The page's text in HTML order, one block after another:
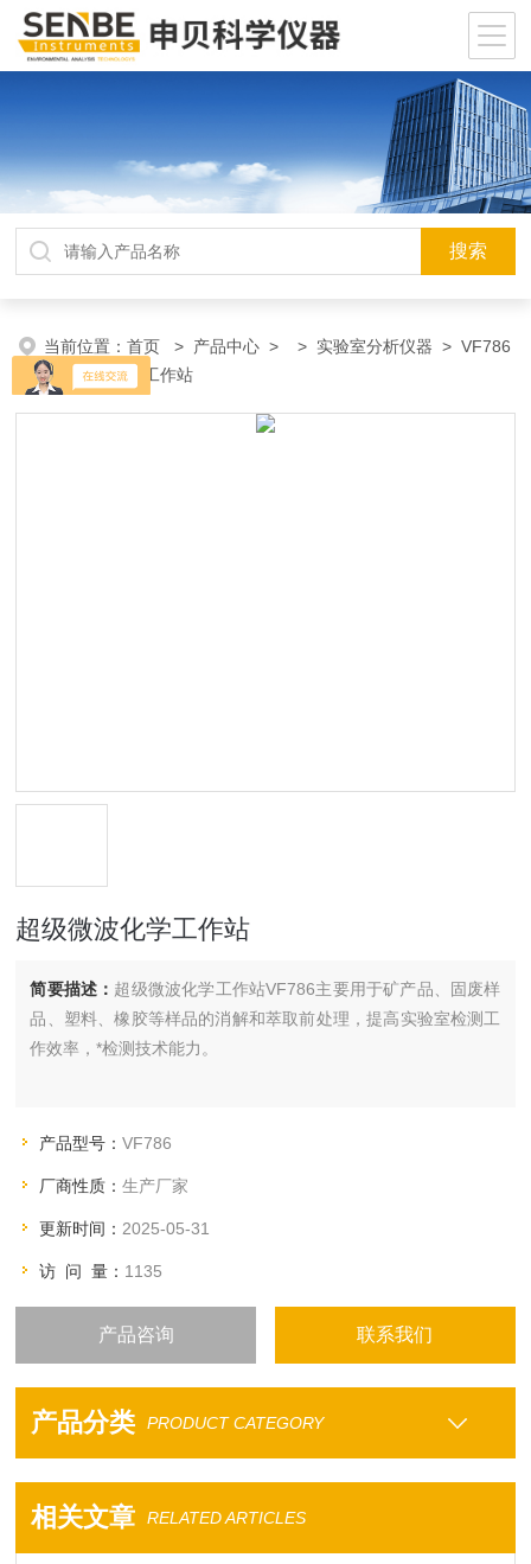
当前位置：首页 > 产品中心 > > 实验室分析仪器 > VF786
超级微波化学工作站
超级微波化学工作站
简要描述： 超级微波化学工作站VF786主要用于矿产品、固废样
品、塑料、橡胶等样品的消解和萃取前处理，提高实验室检测工
作效率，*检测技术能力。
产品型号：VF786
厂商性质：生产厂家
更新时间： 2025-05-31
访 问 量： 1135
产品咨询 联系我们
产品分类 PRODUCT CATEGORY
相关文章 RELATED ARTICLES